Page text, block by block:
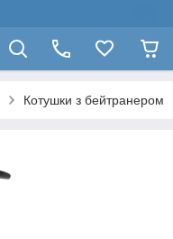
Котушки з бейтранером